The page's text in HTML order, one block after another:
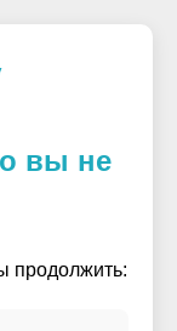
вы не
продолжить: